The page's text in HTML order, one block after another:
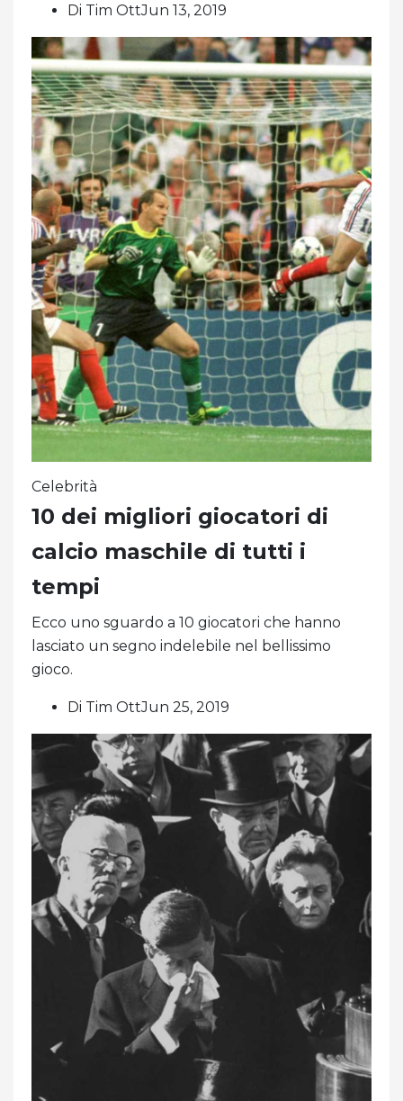
Di Tim OttJun 13, 2019
Celebrità
10 dei migliori giocatori di
calcio maschile di tutti i
tempi
Ecco uno sguardo a 10 giocatori che hanno
lasciato un segno indelebile nel bellissimo
gioco.
Di Tim OttJun 25, 2019